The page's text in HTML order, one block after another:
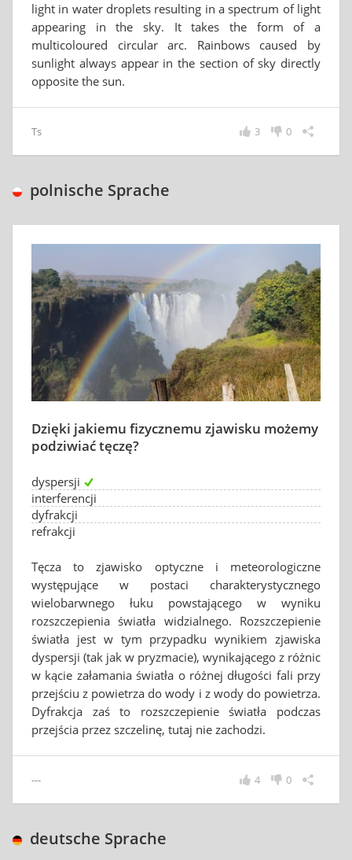
light in water droplets resulting in a spectrum of light
appearing in the sky. It takes the form of a
multicoloured circular arc. Rainbows caused by
sunlight always appear in the section of sky directly
opposite the sun.
Ts 0
3
polnische Sprache
Dzięki jakiemu fizycznemu zjawisku możemy
podziwiać tęczę?
dyspersji
interferencji
dyfrakcji
refrakcji
Tęcza to zjawisko optyczne i meteorologiczne
występujące w postaci charakterystycznego
wielobarwnego łuku powstającego w wyniku
rozszczepienia światła widzialnego. Rozszczepienie
światła jest w tym przypadku wynikiem zjawiska
dyspersji (tak jak w pryzmacie), wynikającego z różnic
w kącie załamania światła o różnej długości fali przy
przejściu z powietrza do wody i z wody do powietrza.
Dyfrakcja zaś to rozszczepienie światła podczas
przejścia przez szczelinę, tutaj nie zachodzi.
--- 0
4
deutsche Sprache